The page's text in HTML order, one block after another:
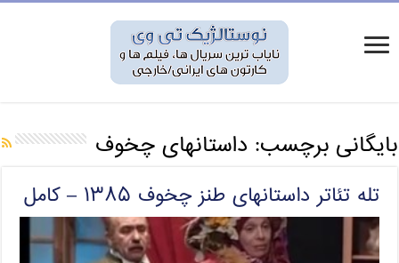
بایگانی برچسب: داستانهای چخوف
تله تئاتر داستانهای طنز چخوف ۱۳۸۵ – کامل